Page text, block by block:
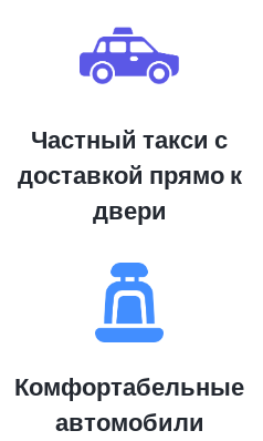
Частный такси с
доставкой прямо к
двери
Комфортабельные
автомобили